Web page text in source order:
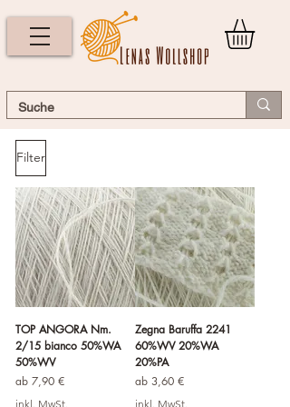
Filter
TOP ANGORA Nm.
2/15 bianco 50%WA
50%WV
ab 7,90 €
Sale-Preis
inkl. MwSt.
Zegna Baruffa 2241
60%WV 20%WA
20%PA
ab 3,60 €
Sale-Preis
inkl. MwSt.